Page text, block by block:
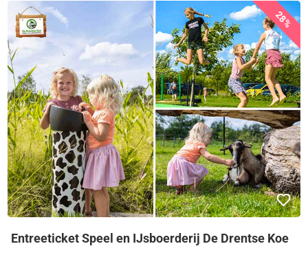
28%
Entreeticket Speel en IJsboerderij De Drentse Koe